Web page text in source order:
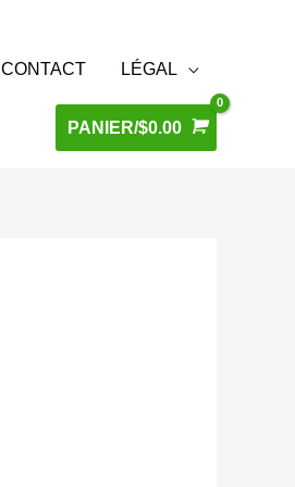
CONTACT LÉGAL
PANIER/$0.00